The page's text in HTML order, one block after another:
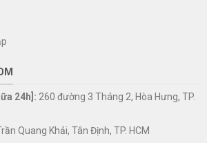
24h]: 260 đường 3 Tháng 2, Hòa Hưng, TP.
Quang Khải, Tân Định, TP. HCM